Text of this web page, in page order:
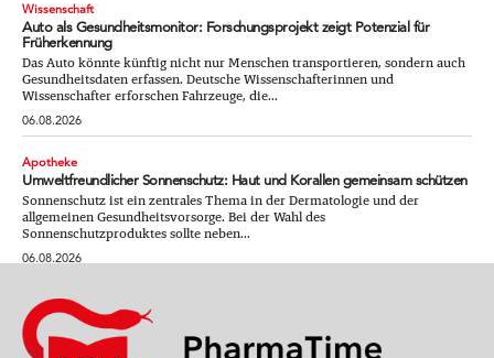
Wissenschaft
Auto als Gesundheitsmonitor: Forschungsprojekt zeigt Potenzial für
Früherkennung
Das Auto könnte künftig nicht nur Menschen transportieren, sondern auch
Gesundheitsdaten erfassen. Deutsche Wissenschafterinnen und
Wissenschafter erforschen Fahrzeuge, die...
06.08.2026
Apotheke
Umweltfreundlicher Sonnenschutz: Haut und Korallen gemeinsam schützen
Sonnenschutz ist ein zentrales Thema in der Dermatologie und der
allgemeinen Gesundheitsvorsorge. Bei der Wahl des
Sonnenschutzproduktes sollte neben...
06.08.2026